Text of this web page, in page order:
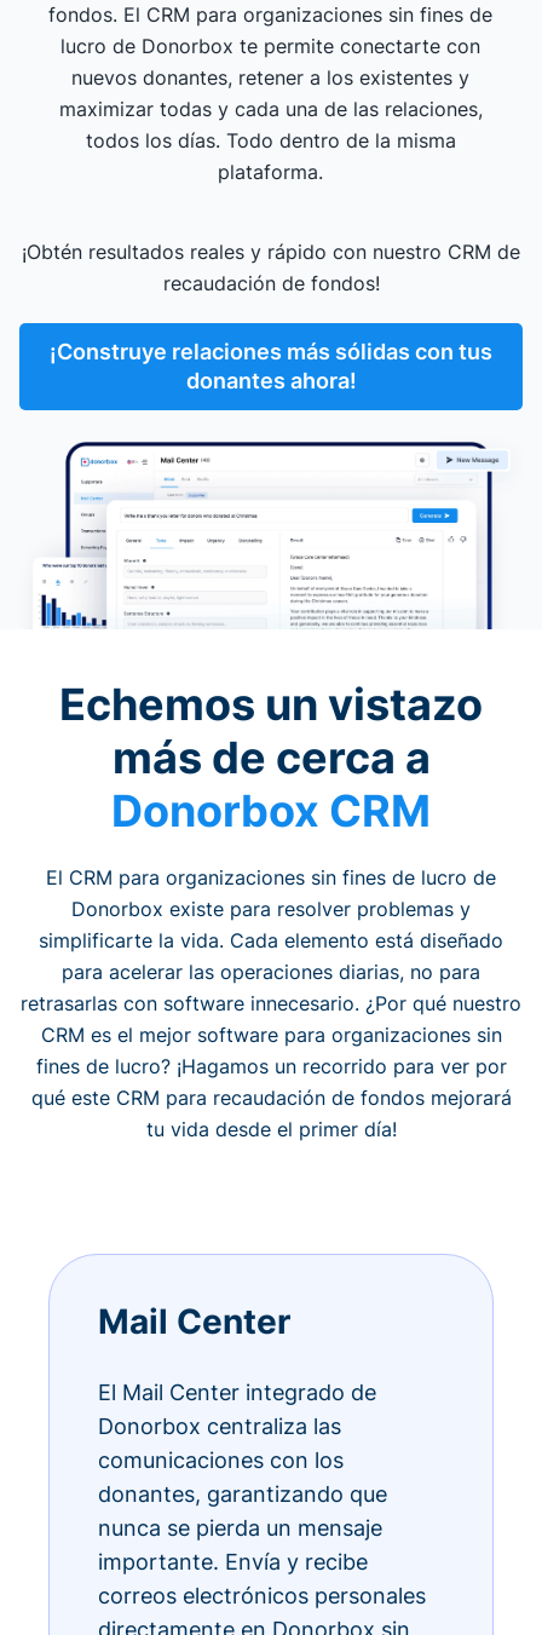
fondos. El CRM para organizaciones sin fines de
lucro de Donorbox te permite conectarte con
nuevos donantes, retener a los existentes y
maximizar todas y cada una de las relaciones,
todos los días. Todo dentro de la misma
plataforma.
¡Obtén resultados reales y rápido con nuestro CRM de
recaudación de fondos!
¡Construye relaciones más sólidas con tus
donantes ahora!
Echemos un vistazo
más de cerca a
Donorbox CRM
El CRM para organizaciones sin fines de lucro de
Donorbox existe para resolver problemas y
simplificarte la vida. Cada elemento está diseñado
para acelerar las operaciones diarias, no para
retrasarlas con software innecesario. ¿Por qué nuestro
CRM es el mejor software para organizaciones sin
fines de lucro? ¡Hagamos un recorrido para ver por
qué este CRM para recaudación de fondos mejorará
tu vida desde el primer día!
Mail Center
El Mail Center integrado de
Donorbox centraliza las
comunicaciones con los
donantes, garantizando que
nunca se pierda un mensaje
importante. Envía y recibe
correos electrónicos personales
directamente en Donorbox sin